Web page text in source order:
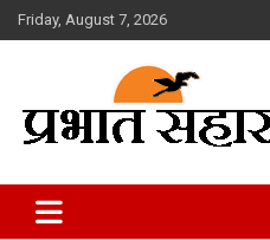
Skip
to
Friday, August 7, 2026
Prabhat Sahara